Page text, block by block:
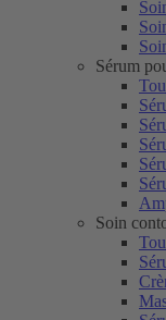
Sérum
Soin